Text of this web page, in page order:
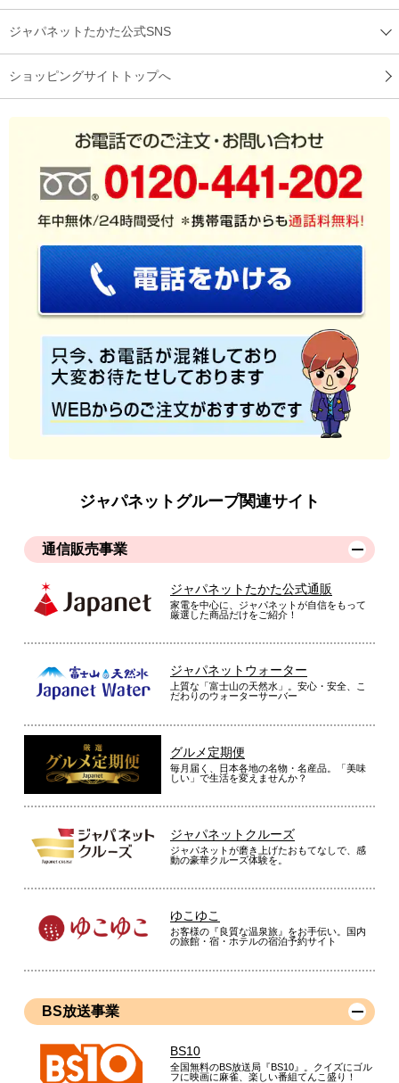
ジャパネットたかた公式SNS
ショッピングサイトトップへ
ジャパネットグループ関連サイト
通信販売事業
ジャパネットたかた公式通販
家電を中心に、ジャパネットが自信をもって
厳選した商品だけをご紹介！
ジャパネットウォーター
上質な「富士山の天然水」。安心・安全、こ
だわりのウォーターサーバー
グルメ定期便
毎月届く、日本各地の名物・名産品。「美味
しい」で生活を変えませんか？
ジャパネットクルーズ
ジャパネットが磨き上げたおもてなしで、感
動の豪華クルーズ体験を。
ゆこゆこ
お客様の『良質な温泉旅』をお手伝い。国内
の旅館・宿・ホテルの宿泊予約サイト
BS放送事業
BS10
全国無料のBS放送局『BS10』。クイズにゴル
フに映画に麻雀、楽しい番組てんこ盛り！